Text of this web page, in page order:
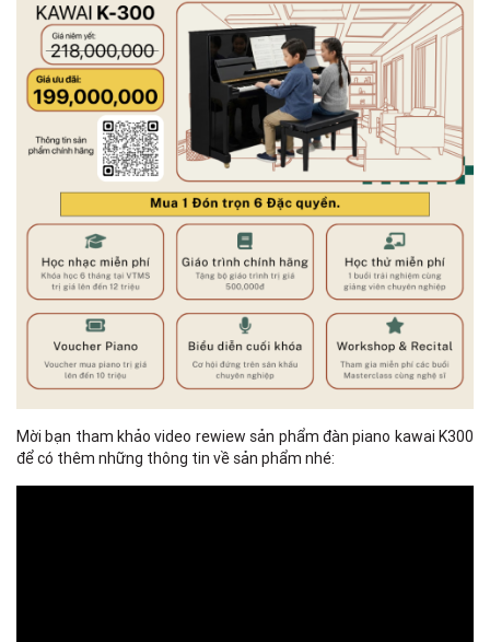
Mời bạn tham khảo video rewiew sản phẩm đàn piano kawai K300
để có thêm những thông tin về sản phẩm nhé: